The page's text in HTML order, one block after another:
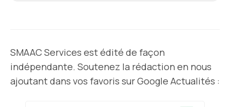
SMAAC Services est édité de façon
indépendante. Soutenez la rédaction en nous
ajoutant dans vos favoris sur Google Actualités :